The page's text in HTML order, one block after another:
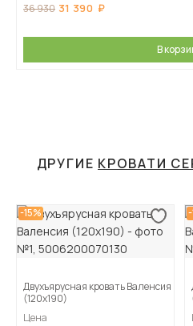
36 930 31 390
В
ДРУГИЕ КРОВАТИ
-15%
Двухъярусная кровать Валенсия
(120х190)
Цена